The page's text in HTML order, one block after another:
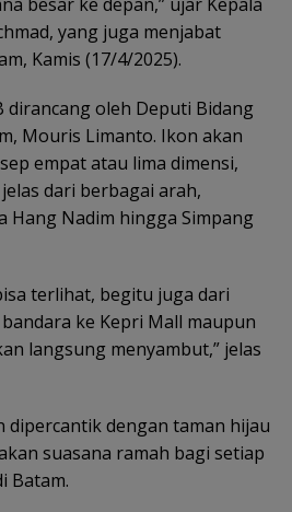
yang juga menjabat
Kamis (17/4/2025).
dirancang oleh Deputi Bidang
Mouris Limanto. Ikon akan
empat atau lima dimensi,
dari berbagai arah,
Hang Nadim hingga Simpang
terlihat, begitu juga dari
ke Kepri Mall maupun
langsung menyambut,” jelas
dipercantik dengan taman hijau
suasana ramah bagi setiap
Batam.